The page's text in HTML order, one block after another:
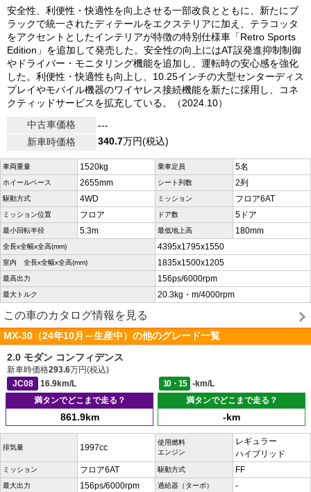
安全性、利便性・快適性を向上させる一部改良とともに、新たにブ
ラックで統一されたディテールをエクステリアに加え、テラコッタ
をアクセントとしたインテリアが特徴の特別仕様車「Retro Sports
Edition」を追加して発売した。安全性の向上にはAT誤発進抑制制御
やドライバー・モニタリング機能を追加し、運転時の安心感を強化
した。利便性・快適性も向上し、10.25インチの大型センターディス
プレイやモバイル機器のワイヤレス接続機能を新たに採用し、コネ
クティッドサービスを拡充している。（2024.10）
中古車価格
---
新車時価格
340.7万円(税込)
車両重量 1520kg 乗車定員 5名
ホイールベース 2655mm シート列数 2列
駆動方式 4WD ミッション フロア6AT
ミッション位置 フロア ドア数 5ドア
最小回転半径 5.3m 最低地上高 180mm
全長x全幅x全高(mm) 4395x1795x1550
室内 全長x全幅x全高(mm) 1835x1500x1205
最高出力 156ps/6000rpm
最大トルク 20.3kg・m/4000rpm
この車のカタログ情報を見る
MX-30（24年10月～生産中）の他のグレード一覧
2.0 モダン コンフィデンス
新車時価格293.6万円(税込)
JC08
16.9km/L 10・15
-km/L
満タンでどこまで走る？
861.9km
満タンでどこまで走る？
-km
排気量 1997cc
使用燃料
エンジン
レギュラー
ハイブリッド
ミッション フロア6AT 駆動方式 FF
最大出力 156ps/6000rpm 過給器（ターボ） -